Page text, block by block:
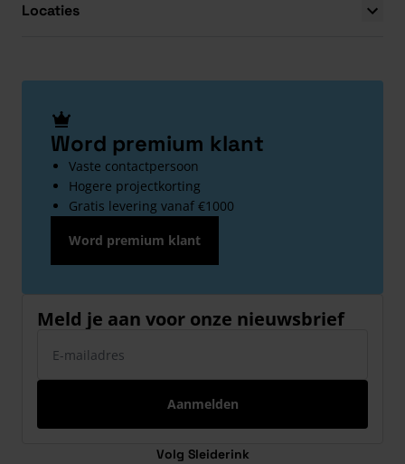
Locaties
Word premium klant
Vaste contactpersoon
Hogere projectkorting
Gratis levering vanaf €1000
Word premium klant
Meld je aan voor onze nieuwsbrief
Aanmelden
Volg Sleiderink